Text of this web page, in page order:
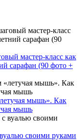
мастер-класс как
сарафан (90 фото +
мышь». Как
мышь
своими руками